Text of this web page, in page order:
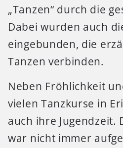
„Tanzen“ durch die
Dabei wurden auch
eingebunden, die
Tanzen verbinden.
Neben Fröhlichkeit
vielen Tanzkurse in
auch ihre Jugendzeit.
war nicht immer